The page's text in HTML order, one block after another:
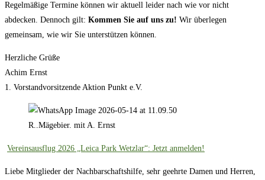
Regelmäßige Termine können wir aktuell leider nach wie vor nicht
abdecken. Dennoch gilt: Kommen Sie auf uns zu! Wir überlegen
gemeinsam, wie wir Sie unterstützen können.
Herzliche Grüße
Achim Ernst
1. Vorstandvorsitzende Aktion Punkt e.V.
R..Mägebier. mit A. Ernst
Vereinsausflug 2026 „Leica Park Wetzlar“: Jetzt anmelden!
Liebe Mitglieder der Nachbarschaftshilfe, sehr geehrte Damen und Herren,